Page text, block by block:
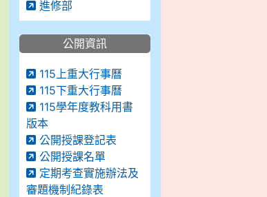
進修部
公開資訊
115上重大行事曆
115下重大行事曆
115學年度教科用書
版本
公開授課登記表
公開授課名單
定期考查實施辦法及
審題機制紀錄表